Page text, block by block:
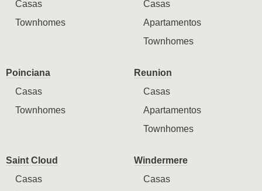
Casas
Townhomes
Casas
Apartamentos
Townhomes
Poinciana
Casas
Townhomes
Reunion
Casas
Apartamentos
Townhomes
Saint Cloud
Casas
Windermere
Casas